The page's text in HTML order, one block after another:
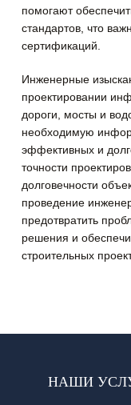
помогают
стандартов, что
сертификаций.
Инженерные
проектировании
дороги, мосты и
необходимую
эффективных и
точности
долговечности
проведение
предотвратить
решения и
строительных
НАШИ